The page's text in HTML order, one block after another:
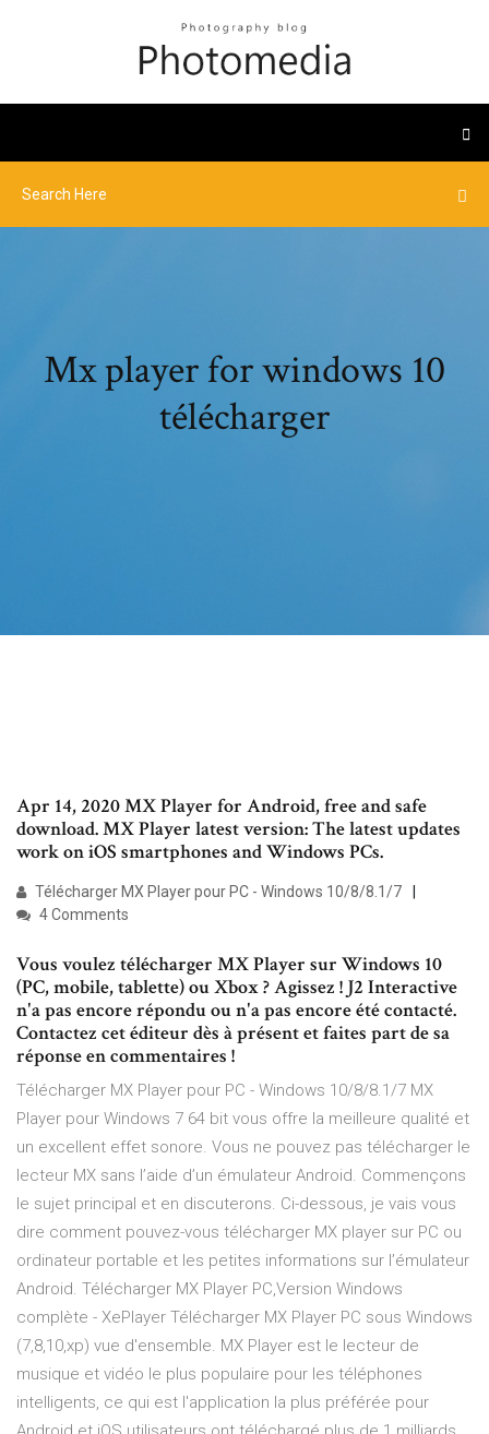
Mx player for windows 10
télécharger
Apr 14, 2020 MX Player for Android, free and safe
download. MX Player latest version: The latest updates
work on iOS smartphones and Windows PCs.
Télécharger MX Player pour PC - Windows 10/8/8.1/7
4 Comments
Vous voulez télécharger MX Player sur Windows 10
(PC, mobile, tablette) ou Xbox ? Agissez ! J2 Interactive
n'a pas encore répondu ou n'a pas encore été contacté.
Contactez cet éditeur dès à présent et faites part de sa
réponse en commentaires !
Télécharger MX Player pour PC - Windows 10/8/8.1/7 MX
Player pour Windows 7 64 bit vous offre la meilleure qualité et
un excellent effet sonore. Vous ne pouvez pas télécharger le
lecteur MX sans l’aide d’un émulateur Android. Commençons
le sujet principal et en discuterons. Ci-dessous, je vais vous
dire comment pouvez-vous télécharger MX player sur PC ou
ordinateur portable et les petites informations sur l’émulateur
Android. Télécharger MX Player PC,Version Windows
complète - XePlayer Télécharger MX Player PC sous Windows
(7,8,10,xp) vue d'ensemble. MX Player est le lecteur de
musique et vidéo le plus populaire pour les téléphones
intelligents, ce qui est l'application la plus préférée pour